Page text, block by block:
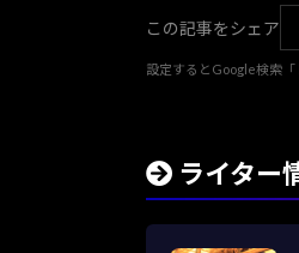
この記事をシェア
設定するとGoogle検索「
ライター